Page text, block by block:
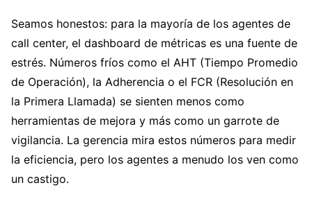
Seamos honestos: para la mayoría de los agentes de
call center, el dashboard de métricas es una fuente de
estrés. Números fríos como el AHT (Tiempo Promedio
de Operación), la Adherencia o el FCR (Resolución en
la Primera Llamada) se sienten menos como
herramientas de mejora y más como un garrote de
vigilancia. La gerencia mira estos números para medir
la eficiencia, pero los agentes a menudo los ven como
un castigo.